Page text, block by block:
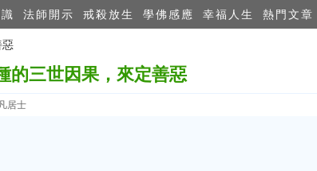
法師開示 戒殺放生 學佛感應 幸福人生 熱門文章
惡
的三世因果，來定善惡
居士